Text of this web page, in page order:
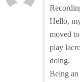
Hello,
moved
play
doing.
Being an